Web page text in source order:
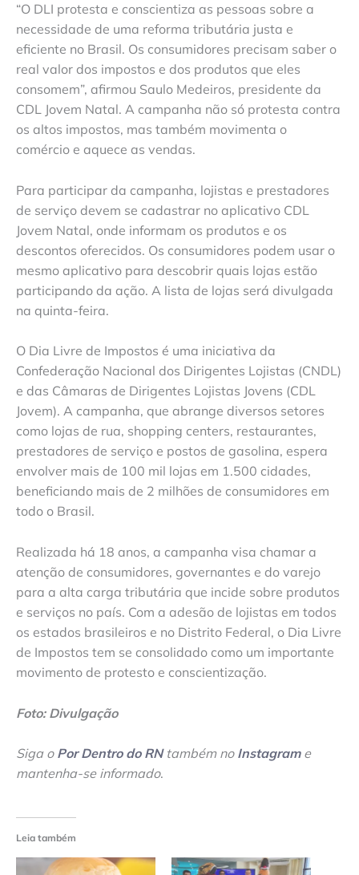
“O DLI protesta e conscientiza as pessoas sobre a
necessidade de uma reforma tributária justa e
eficiente no Brasil. Os consumidores precisam saber o
real valor dos impostos e dos produtos que eles
consomem”, afirmou Saulo Medeiros, presidente da
CDL Jovem Natal. A campanha não só protesta contra
os altos impostos, mas também movimenta o
comércio e aquece as vendas.
Para participar da campanha, lojistas e prestadores
de serviço devem se cadastrar no aplicativo CDL
Jovem Natal, onde informam os produtos e os
descontos oferecidos. Os consumidores podem usar o
mesmo aplicativo para descobrir quais lojas estão
participando da ação. A lista de lojas será divulgada
na quinta-feira.
O Dia Livre de Impostos é uma iniciativa da
Confederação Nacional dos Dirigentes Lojistas (CNDL)
e das Câmaras de Dirigentes Lojistas Jovens (CDL
Jovem). A campanha, que abrange diversos setores
como lojas de rua, shopping centers, restaurantes,
prestadores de serviço e postos de gasolina, espera
envolver mais de 100 mil lojas em 1.500 cidades,
beneficiando mais de 2 milhões de consumidores em
todo o Brasil.
Realizada há 18 anos, a campanha visa chamar a
atenção de consumidores, governantes e do varejo
para a alta carga tributária que incide sobre produtos
e serviços no país. Com a adesão de lojistas em todos
os estados brasileiros e no Distrito Federal, o Dia Livre
de Impostos tem se consolidado como um importante
movimento de protesto e conscientização.
Foto: Divulgação
Siga o Por Dentro do RNtambém no Instagrame
mantenha-se informado.
Leia também